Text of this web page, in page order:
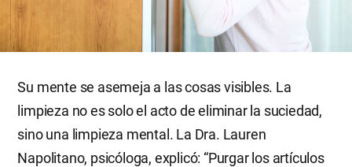
Su mente se asemeja a las cosas visibles. La
limpieza no es solo el acto de eliminar la suciedad,
sino una limpieza mental. La Dra. Lauren
Napolitano, psicóloga, explicó: “Purgar los artículos